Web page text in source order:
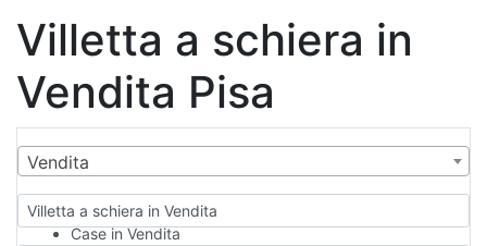
Villetta a schiera in
Vendita Pisa
Vendita
Villetta a schiera in Vendita
Case in Vendita